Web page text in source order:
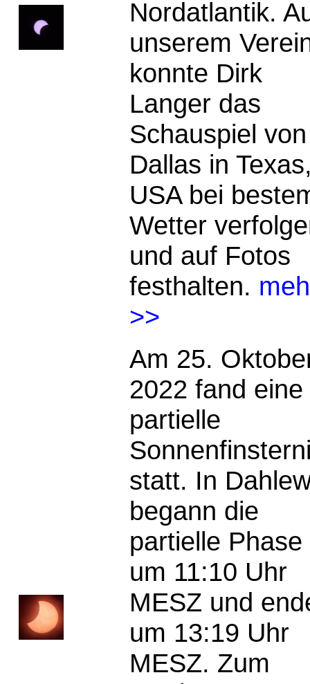
Nordatlantik.
unserem
konnte Dirk
Langer das
Schauspiel von
Dallas in
USA bei
Wetter
und auf Fotos
festhalten.
>>
Am 25.
2022 fand eine
partielle
statt. In
begann die
partielle Phase
um 11:10 Uhr
MESZ und
um 13:19 Uhr
MESZ. Zum